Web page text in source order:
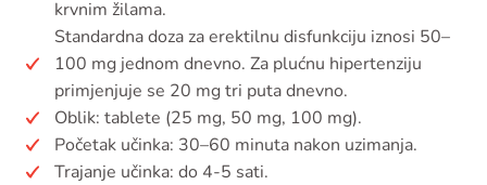
krvnim žilama.
Standardna doza za erektilnu disfunkciju iznosi 50–
100 mg jednom dnevno. Za plućnu hipertenziju
primjenjuje se 20 mg tri puta dnevno.
Oblik: tablete (25 mg, 50 mg, 100 mg).
Početak učinka: 30–60 minuta nakon uzimanja.
Trajanje učinka: do 4-5 sati.